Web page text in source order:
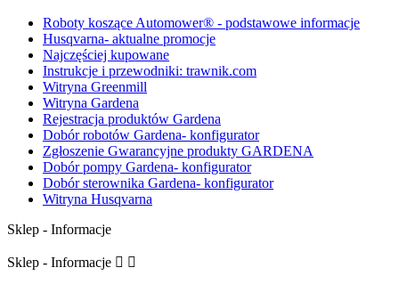
Roboty koszące Automower® - podstawowe informacje
Husqvarna- aktualne promocje
Najczęściej kupowane
Instrukcje i przewodniki: trawnik.com
Witryna Greenmill
Witryna Gardena
Rejestracja produktów Gardena
Dobór robotów Gardena- konfigurator
Zgłoszenie Gwarancyjne produkty GARDENA
Dobór pompy Gardena- konfigurator
Dobór sterownika Gardena- konfigurator
Witryna Husqvarna
Sklep - Informacje
Sklep - Informacje  